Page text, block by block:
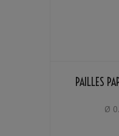
PAILLES
Ø